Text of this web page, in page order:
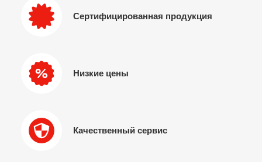
Сертифицированная продукция
Низкие цены
Качественный сервис